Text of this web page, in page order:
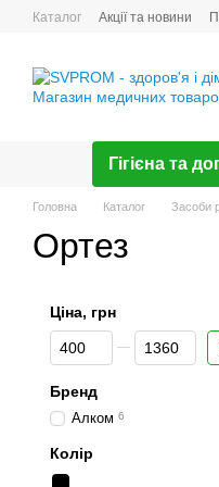
Перейти до основного
Каталог Акції та новини
Гігієна та
Головна Каталог Засоби
Ортез
Ціна, грн
Від Ціна, грн
До Ціна, грн
Бренд
Алком 6
Колір